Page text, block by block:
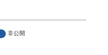
非公開